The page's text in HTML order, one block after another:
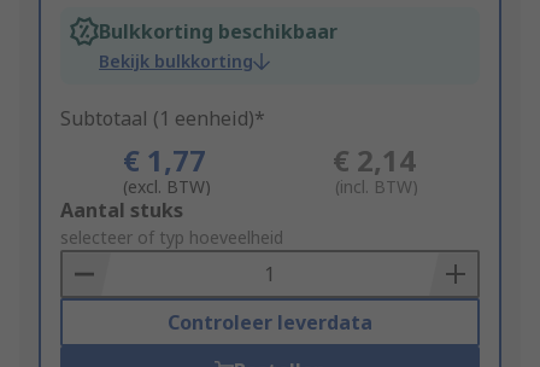
Bulkkorting beschikbaar
Bekijk bulkkorting
Subtotaal (1 eenheid)*
€ 1,77
(excl. BTW)
€ 2,14
(incl. BTW)
Add
to
Basket
Aantal stuks
selecteer of typ hoeveelheid
Controleer leverdata